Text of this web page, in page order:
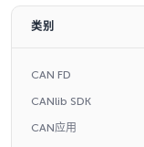
类别
CAN FD
CANlib SDK
CAN应用